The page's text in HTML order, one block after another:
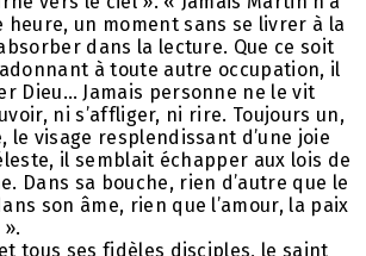
heure, un moment sans se livrer à la
dans la lecture. Que ce soit
à toute autre occupation, il
Dieu… Jamais personne ne le vit
ni s’affliger, ni rire. Toujours un,
le visage resplendissant d’une joie
il semblait échapper aux lois de
Dans sa bouche, rien d’autre que le
son âme, rien que l’amour, la paix
tous ses fidèles disciples, le saint